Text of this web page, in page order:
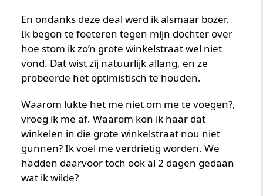
En ondanks deze deal werd ik alsmaar bozer.
Ik begon te foeteren tegen mijn dochter over
hoe stom ik zo’n grote winkelstraat wel niet
vond. Dat wist zij natuurlijk allang, en ze
probeerde het optimistisch te houden.
Waarom lukte het me niet om me te voegen?,
vroeg ik me af. Waarom kon ik haar dat
winkelen in die grote winkelstraat nou niet
gunnen? Ik voel me verdrietig worden. We
hadden daarvoor toch ook al 2 dagen gedaan
wat ik wilde?